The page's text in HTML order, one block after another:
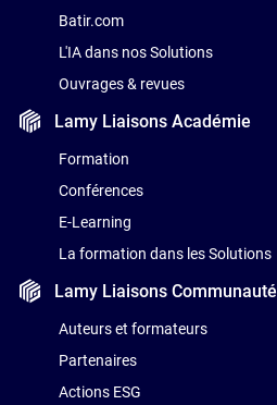
Batir.com
L'IA dans nos Solutions
Ouvrages & revues
Lamy LiaisonsAcadémie
Formation
Conférences
E-Learning
La formation dans les Solutions
Lamy LiaisonsCommunauté
Auteurs et formateurs
Partenaires
Actions ESG